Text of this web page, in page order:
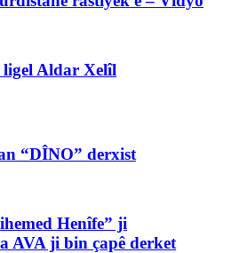
Aldar Xelîl
“DÎNO” derxist
Henîfe” ji
AVA ji bin çapê derket